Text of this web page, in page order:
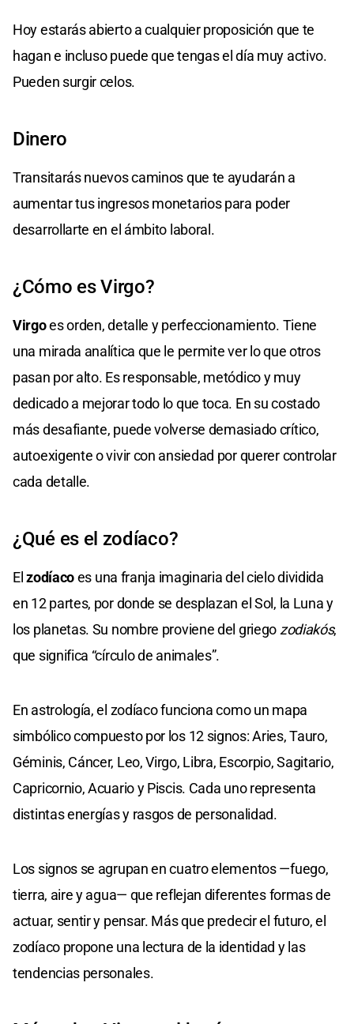
Hoy estarás abierto a cualquier proposición que te
hagan e incluso puede que tengas el día muy activo.
Pueden surgir celos.
Dinero
Transitarás nuevos caminos que te ayudarán a
aumentar tus ingresos monetarios para poder
desarrollarte en el ámbito laboral.
¿Cómo es Virgo?
Virgoes orden, detalle y perfeccionamiento. Tiene
una mirada analítica que le permite ver lo que otros
pasan por alto. Es responsable, metódico y muy
dedicado a mejorar todo lo que toca. En su costado
más desafiante, puede volverse demasiado crítico,
autoexigente o vivir con ansiedad por querer controlar
cada detalle.
¿Qué es el zodíaco?
Elzodíacoes una franja imaginaria del cielo dividida
en 12 partes, por donde se desplazan el Sol, la Luna y
los planetas. Su nombre proviene del griego zodiakós,
que significa “círculo de animales”.
En astrología, el zodíaco funciona como un mapa
simbólico compuesto por los 12 signos: Aries, Tauro,
Géminis, Cáncer, Leo, Virgo, Libra, Escorpio, Sagitario,
Capricornio, Acuario y Piscis. Cada uno representa
distintas energías y rasgos de personalidad.
Los signos se agrupan en cuatro elementos —fuego,
tierra, aire y agua— que reflejan diferentes formas de
actuar, sentir y pensar. Más que predecir el futuro, el
zodíaco propone una lectura de la identidad y las
tendencias personales.